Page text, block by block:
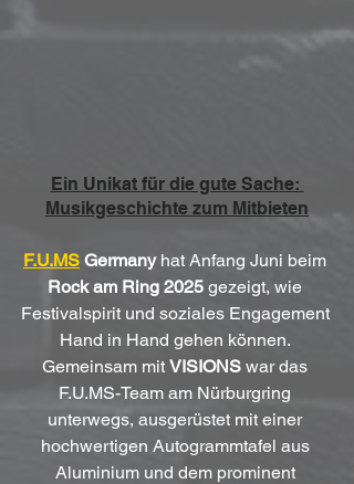
Ein Unikat für die gute Sache:
Musikgeschichte zum Mitbieten
F.U.MS Germany hat Anfang Juni beim
Rock am Ring 2025 gezeigt, wie
Festivalspirit und soziales Engagement
Hand in Hand gehen können.
Gemeinsam mit VISIONS war das
F.U.MS-Team am Nürburgring
unterwegs, ausgerüstet mit einer
hochwertigen Autogrammtafel aus
Aluminium und dem prominent